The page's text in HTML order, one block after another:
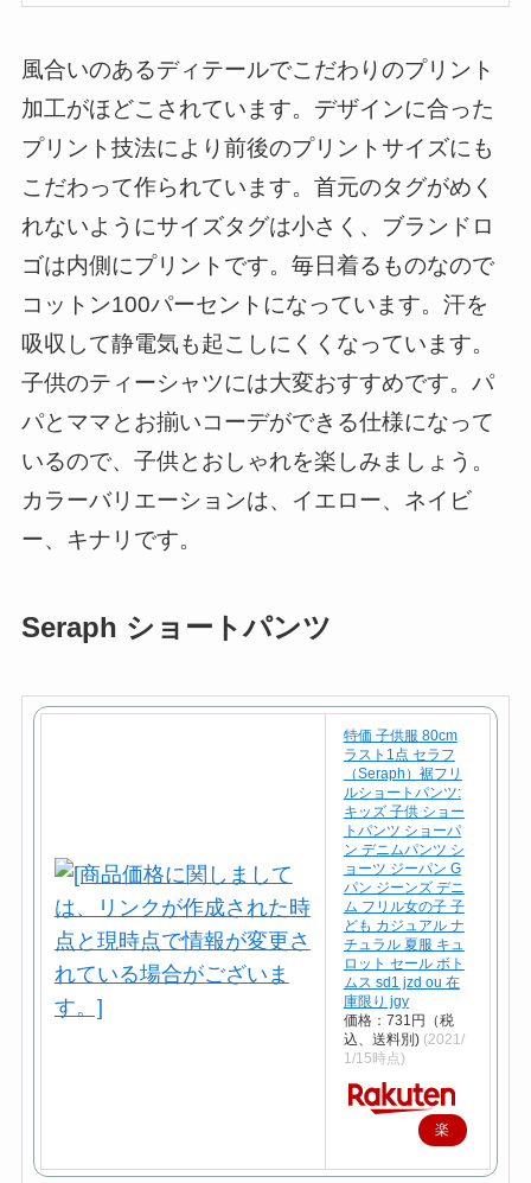
入
風合いのあるディテールでこだわりのプリント
加工がほどこされています。デザインに合った
プリント技法により前後のプリントサイズにも
こだわって作られています。首元のタグがめく
れないようにサイズタグは小さく、ブランドロ
ゴは内側にプリントです。毎日着るものなので
コットン100パーセントになっています。汗を
吸収して静電気も起こしにくくなっています。
子供のティーシャツには大変おすすめです。パ
パとママとお揃いコーデができる仕様になって
いるので、子供とおしゃれを楽しみましょう。
カラーバリエーションは、イエロー、ネイビ
ー、キナリです。
Seraph ショートパンツ
特価 子供服 80cm
ラスト1点 セラフ
（Seraph）裾フリ
ルショートパンツ:
キッズ 子供 ショー
トパンツ ショーパ
ン デニムパンツ シ
ョーツ ジーパン G
パン ジーンズ デニ
ム フリル女の子 子
ども カジュアル ナ
チュラル 夏服 キュ
ロット セール ボト
ムス sd1 jzd ou 在
庫限り jgy
価格：731円（税
込、送料別) (2021/
1/15時点)
楽